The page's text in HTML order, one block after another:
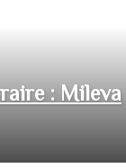
: Mileva